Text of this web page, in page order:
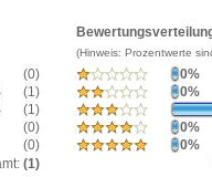
(0)
(1)
(1)
(0)
(0)
(1)
(Hinweis: Prozentwerte
0%
0%
0%
0%